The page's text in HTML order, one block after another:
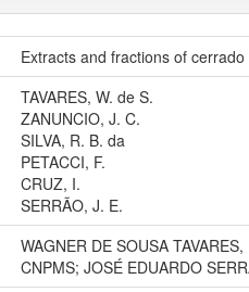
Extracts and fractions of
TAVARES, W. de S.
ZANUNCIO, J. C.
SILVA, R. B. da
PETACCI, F.
CRUZ, I.
SERRÃO, J. E.
WAGNER DE SOUSA
CNPMS; JOSÉ EDUARDO